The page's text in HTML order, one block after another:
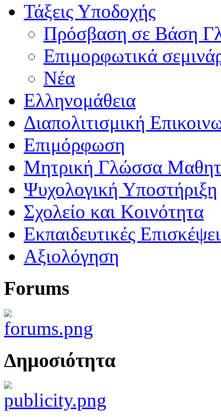
Τάξεις Υποδοχής
Πρόσβαση σε Βάση
Επιμορφωτικά
Νέα
Ελληνομάθεια
Διαπολιτισμική
Επιμόρφωση
Μητρική Γλώσσα
Ψυχολογική Υποστήριξη
Σχολείο και Κοινότητα
Εκπαιδευτικές
Αξιολόγηση
Forums
Δημοσιότητα